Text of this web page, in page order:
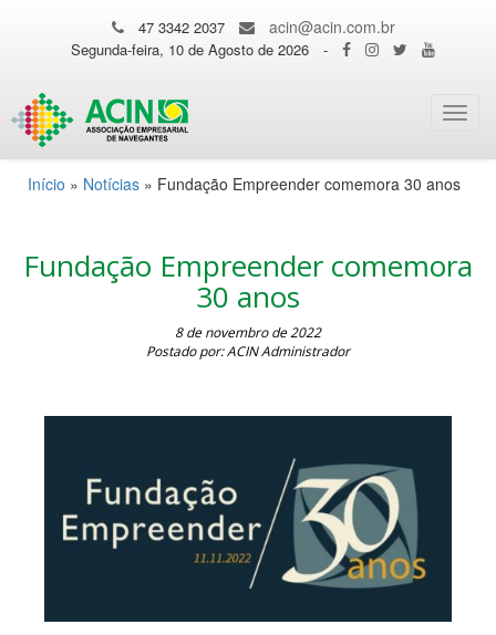
47 3342 2037 acin@acin.com.br
Segunda-feira, 10 de Agosto de 2026 -
Início » Notícias » Fundação Empreender comemora 30 anos
Fundação Empreender comemora
30 anos
8 de novembro de 2022
Postado por: ACIN Administrador